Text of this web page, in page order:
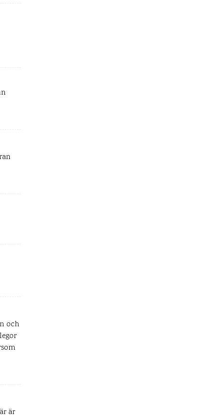
och
är